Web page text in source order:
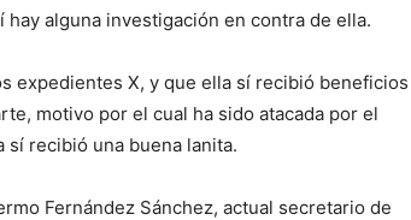
alguna investigación en contra de ella.
expedientes X, y que ella sí recibió beneficios
motivo por el cual ha sido atacada por el
sí recibió una buena lanita.
Fernández Sánchez, actual secretario de